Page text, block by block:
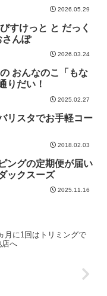
2026.05.29
すけっと と だっく
のおさんぽ
2026.03.24
おんなのこ「もな
りだい！
2025.02.27
リスタでお手軽コー
2018.02.03
ングの定期便が届い
ックスーズ
2025.11.16
月に1回はトリミングで
店へ